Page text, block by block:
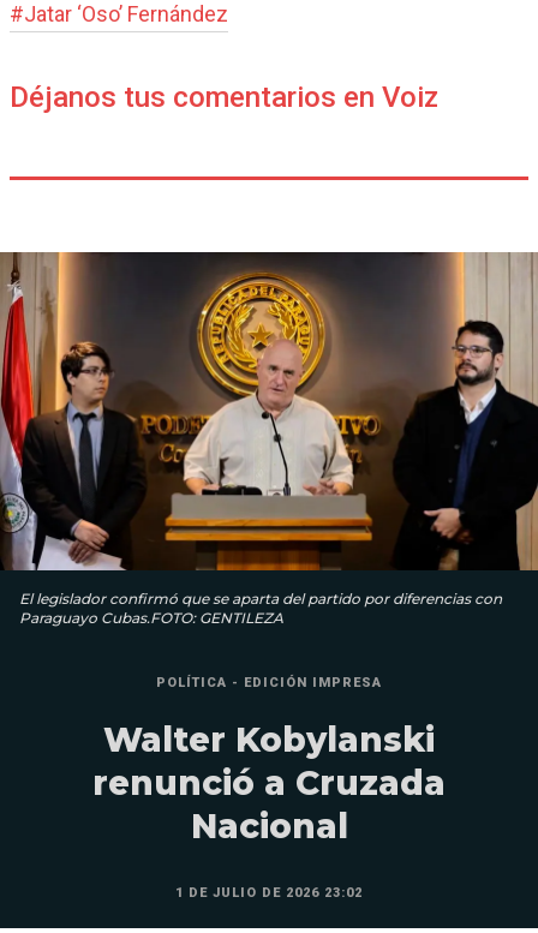
#Jatar ‘Oso’ Fernández
Déjanos tus comentarios en Voiz
El legislador confirmó que se aparta del partido por diferencias con
Paraguayo Cubas.FOTO: GENTILEZA
POLÍTICA - EDICIÓN IMPRESA
Walter Kobylanski
renunció a Cruzada
Nacional
1 DE JULIO DE 2026 23:02